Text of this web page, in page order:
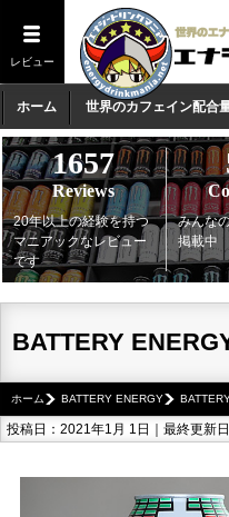
レビュー
ホーム 世界のカフェイン配合
1657
Reviews
20年以上の経験を持つ
マニアックなレビュー
です
みんな
掲載中
BATTERY
ホーム BATTERY ENERGY
投稿日：2021年1月 1日｜最終更新